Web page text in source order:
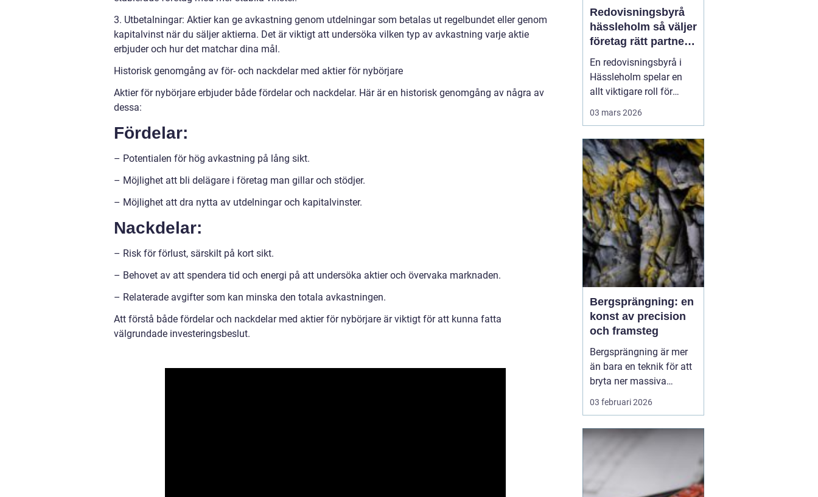
3. Utbetalningar: Aktier kan ge avkastning genom utdelningar som betalas ut regelbundet eller genom
kapitalvinst när du säljer aktierna. Det är viktigt att undersöka vilken typ av avkastning varje aktie
erbjuder och hur det matchar dina mål.
Historisk genomgång av för- och nackdelar med aktier för nybörjare
Aktier för nybörjare erbjuder både fördelar och nackdelar. Här är en historisk genomgång av några av
dessa:
Fördelar:
– Potentialen för hög avkastning på lång sikt.
– Möjlighet att bli delägare i företag man gillar och stödjer.
– Möjlighet att dra nytta av utdelningar och kapitalvinster.
Nackdelar:
– Risk för förlust, särskilt på kort sikt.
– Behovet av att spendera tid och energi på att undersöka aktier och övervaka marknaden.
– Relaterade avgifter som kan minska den totala avkastningen.
Att förstå både fördelar och nackdelar med aktier för nybörjare är viktigt för att kunna fatta
välgrundade investeringsbeslut.
Redovisningsbyrå
hässleholm så väljer
företag rätt partner
för ekonomin
En redovisningsbyrå i
Hässleholm spelar en
allt viktigare roll för
samtidigt frigöra tid till
kunder och affärer. När
lagar ändras ofta,
digitala system
uppdateras i snabb takt
och kraven fr...
03 mars 2026
Bergsprängning: en
konst av precision
och framsteg
Bergsprängning är mer
än bara en teknik för att
bryta ner massiva
bergformationer. Det är
omfattande kunskap för
att säkerställa att
03 februari 2026